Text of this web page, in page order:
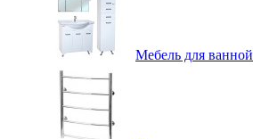
Мебель для ванной